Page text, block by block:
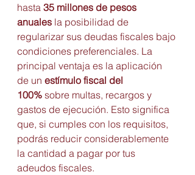
hasta 35 millones de pesos
anuales la posibilidad de
regularizar sus deudas fiscales bajo
condiciones preferenciales. La
principal ventaja es la aplicación
de un estímulo fiscal del
100% sobre multas, recargos y
gastos de ejecución. Esto significa
que, si cumples con los requisitos,
podrás reducir considerablemente
la cantidad a pagar por tus
adeudos fiscales.